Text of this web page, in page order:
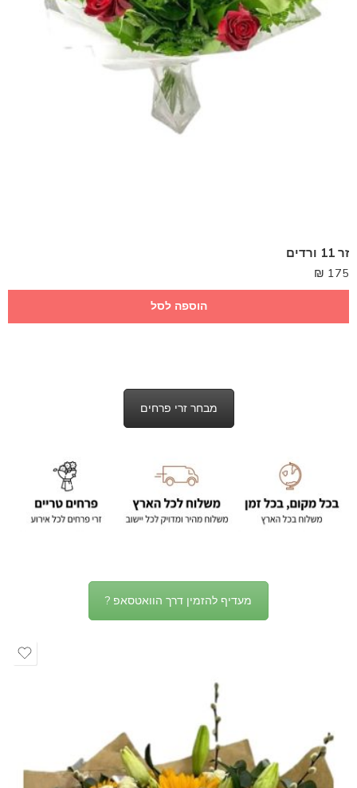
זר 11 ורדים
175
₪
הוספה לסל
מבחר זרי פרחים
מעדיף להזמין דרך הוואטסאפ ?